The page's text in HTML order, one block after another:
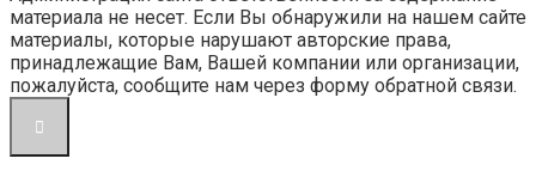
материала не несет. Если Вы обнаружили на нашем сайте
материалы, которые нарушают авторские права,
принадлежащие Вам, Вашей компании или организации,
пожалуйста, сообщите нам через форму обратной связи.